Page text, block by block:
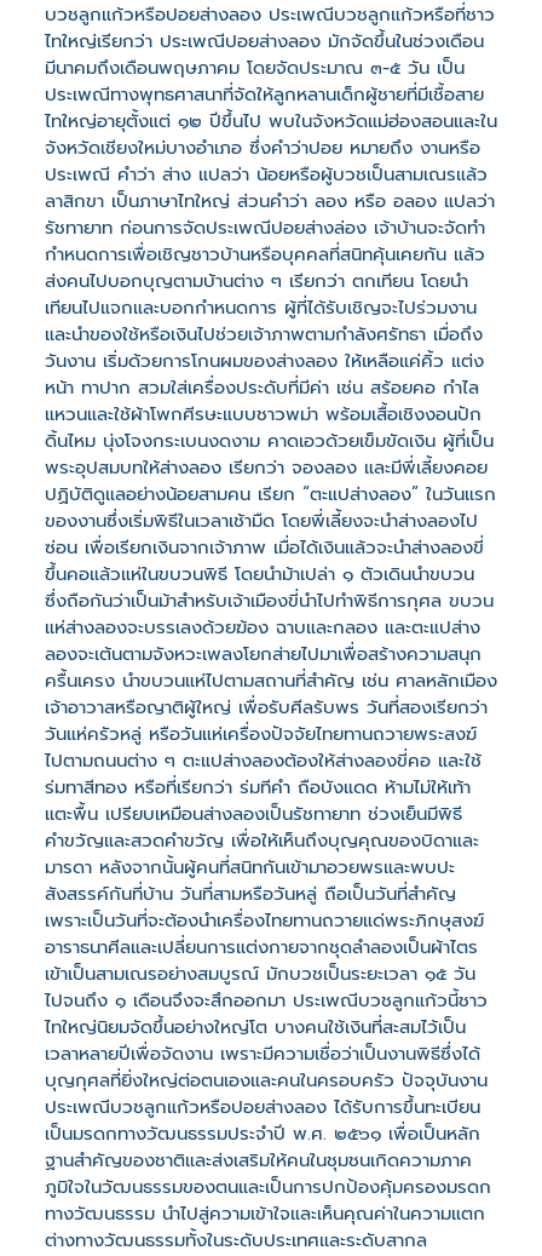
บวชลูกแก้วหรือปอยส่างลอง ประเพณีบวชลูกแก้วหรือที่ชาว
ไทใหญ่เรียกว่า ประเพณีปอยส่างลอง มักจัดขึ้นในช่วงเดือน
มีนาคมถึงเดือนพฤษภาคม โดยจัดประมาณ ๓-๕ วัน เป็น
ประเพณีทางพุทธศาสนาที่จัดให้ลูกหลานเด็กผู้ชายที่มีเชื้อสาย
ไทใหญ่อายุตั้งแต่ ๑๒ ปีขึ้นไป พบในจังหวัดแม่ฮ่องสอนและใน
จังหวัดเชียงใหม่บางอำเภอ ซึ่งคำว่าปอย หมายถึง งานหรือ
ประเพณี คำว่า ส่าง แปลว่า น้อยหรือผู้บวชเป็นสามเณรแล้ว
ลาสิกขา เป็นภาษาไทใหญ่ ส่วนคำว่า ลอง หรือ อลอง แปลว่า
รัชทายาท ก่อนการจัดประเพณีปอยส่างล่อง เจ้าบ้านจะจัดทำ
กำหนดการเพื่อเชิญชาวบ้านหรือบุคคลที่สนิทคุ้นเคยกัน แล้ว
ส่งคนไปบอกบุญตามบ้านต่าง ๆ เรียกว่า ตกเทียน โดยนำ
เทียนไปแจกและบอกกำหนดการ ผู้ที่ได้รับเชิญจะไปร่วมงาน
และนำของใช้หรือเงินไปช่วยเจ้าภาพตามกำลังศรัทธา เมื่อถึง
วันงาน เริ่มด้วยการโกนผมของส่างลอง ให้เหลือแค่คิ้ว แต่ง
หน้า ทาปาก สวมใส่เครื่องประดับที่มีค่า เช่น สร้อยคอ กำไล
แหวนและใช้ผ้าโพกศีรษะแบบชาวพม่า พร้อมเสื้อเชิงงอนปัก
ดิ้นไหม นุ่งโจงกระเบนงดงาม คาดเอวด้วยเข็มขัดเงิน ผู้ที่เป็น
พระอุปสมบทให้ส่างลอง เรียกว่า จองลอง และมีพี่เลี้ยงคอย
ปฏิบัติดูแลอย่างน้อยสามคน เรียก “ตะแปส่างลอง” ในวันแรก
ของงานซึ่งเริ่มพิธีในเวลาเช้ามืด โดยพี่เลี้ยงจะนำส่างลองไป
ซ่อน เพื่อเรียกเงินจากเจ้าภาพ เมื่อได้เงินแล้วจะนำส่างลองขี่
ขึ้นคอแล้วแห่ในขบวนพิธี โดยนำม้าเปล่า ๑ ตัวเดินนำขบวน
ซึ่งถือกันว่าเป็นม้าสำหรับเจ้าเมืองขี่นำไปทำพิธีการกุศล ขบวน
แห่ส่างลองจะบรรเลงด้วยฆ้อง ฉาบและกลอง และตะแปส่าง
ลองจะเต้นตามจังหวะเพลงโยกส่ายไปมาเพื่อสร้างความสนุก
ครื้นเครง นำขบวนแห่ไปตามสถานที่สำคัญ เช่น ศาลหลักเมือง
เจ้าอาวาสหรือญาติผู้ใหญ่ เพื่อรับศีลรับพร วันที่สองเรียกว่า
วันแห่ครัวหลู่ หรือวันแห่เครื่องปัจจัยไทยทานถวายพระสงฆ์
ไปตามถนนต่าง ๆ ตะแปส่างลองต้องให้ส่างลองขี่คอ และใช้
ร่มทาสีทอง หรือที่เรียกว่า ร่มทีคำ ถือบังแดด ห้ามไม่ให้เท้า
แตะพื้น เปรียบเหมือนส่างลองเป็นรัชทายาท ช่วงเย็นมีพิธี
คำขวัญและสวดคำขวัญ เพื่อให้เห็นถึงบุญคุณของบิดาและ
มารดา หลังจากนั้นผู้คนที่สนิทกันเข้ามาอวยพรและพบปะ
สังสรรค์กันที่บ้าน วันที่สามหรือวันหลู่ ถือเป็นวันที่สำคัญ
เพราะเป็นวันที่จะต้องนำเครื่องไทยทานถวายแด่พระภิกษุสงฆ์
อาราธนาศีลและเปลี่ยนการแต่งกายจากชุดลำลองเป็นผ้าไตร
เข้าเป็นสามเณรอย่างสมบูรณ์ มักบวชเป็นระยะเวลา ๑๕ วัน
ไปจนถึง ๑ เดือนจึงจะสึกออกมา ประเพณีบวชลูกแก้วนี้ชาว
ไทใหญ่นิยมจัดขึ้นอย่างใหญ่โต บางคนใช้เงินที่สะสมไว้เป็น
เวลาหลายปีเพื่อจัดงาน เพราะมีความเชื่อว่าเป็นงานพิธีซึ่งได้
บุญกุศลที่ยิ่งใหญ่ต่อตนเองและคนในครอบครัว ปัจจุบันงาน
ประเพณีบวชลูกแก้วหรือปอยส่างลอง ได้รับการขึ้นทะเบียน
เป็นมรดกทางวัฒนธรรมประจำปี พ.ศ. ๒๕๖๑ เพื่อเป็นหลัก
ฐานสำคัญของชาติและส่งเสริมให้คนในชุมชนเกิดความภาค
ภูมิใจในวัฒนธรรมของตนและเป็นการปกป้องคุ้มครองมรดก
ทางวัฒนธรรม นำไปสู่ความเข้าใจและเห็นคุณค่าในความแตก
ต่างทางวัฒนธรรมทั้งในระดับประเทศและระดับสากล